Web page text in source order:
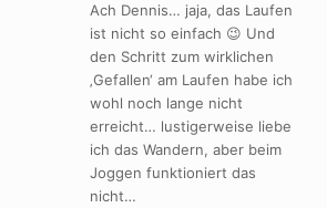
Ach Dennis… jaja, das Laufen
ist nicht so einfach 😉 Und
den Schritt zum wirklichen
‚Gefallen‘ am Laufen habe ich
wohl noch lange nicht
erreicht… lustigerweise liebe
ich das Wandern, aber beim
Joggen funktioniert das
nicht…